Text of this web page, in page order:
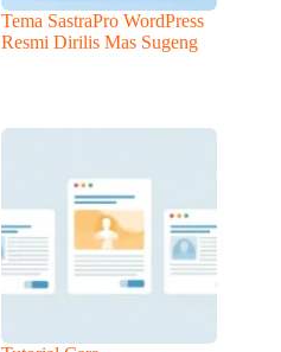
Tema SastraPro WordPress
Resmi Dirilis Mas Sugeng